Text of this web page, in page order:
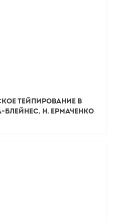
тейпирование в
Блейнес, Н. Ермаченко